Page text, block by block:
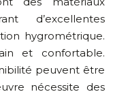
d’excellentes
hygrométrique.
et confortable.
peuvent être
nécessite des